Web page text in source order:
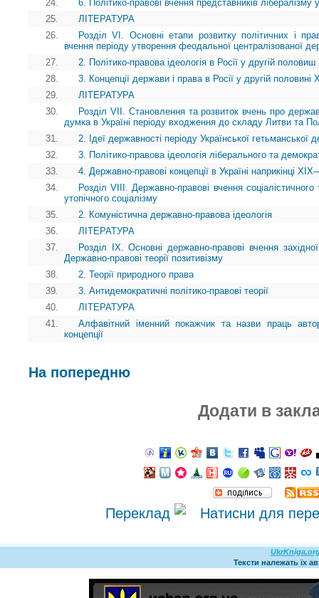
24.
6. Політико-правові вчення представників лібералізму
25.
ЛІТЕРАТУРА
26.
Розділ VI. Основні етапи розвитку політичних і
вчення періоду утворення феодальної централізованої
27.
2. Політико-правова ідеологія в Росії у другій
28.
3. Концепції держави і права в Росії у другій
29.
ЛІТЕРАТУРА
30.
Розділ VII. Становлення та розвиток вчень про
думка в Україні періоду входження до складу Литви та
31.
2. Ідеї державності періоду Української гетьманської
32.
3. Політико-правова ідеологія ліберального та
33.
4. Державно-правові концепції в Україні наприкінці
34.
Розділ VIII. Державно-правові вчення
утопічного соціалізму
35.
2. Комуністична державно-правова ідеологія
36.
ЛІТЕРАТУРА
37.
Розділ IX. Основні державно-правові вчення
Державно-правові теорії позитивізму
38.
2. Теорії природного права
39.
3. Антидемократичні політико-правові теорії
40.
ЛІТЕРАТУРА
41.
Алфавітний іменний покажчик та назви праць
концепції
На попередню
Додати в
Переклад
Тексти належать їх